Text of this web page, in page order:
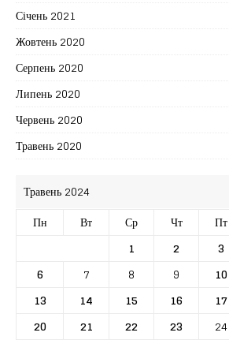
Січень 2021
Жовтень 2020
Серпень 2020
Липень 2020
Червень 2020
Травень 2020
Травень 2024
Пн
Вт Ср Чт Пт
1
2 3
6
7 8 9 10
13
14 15 16 17
20
21 22 23 24